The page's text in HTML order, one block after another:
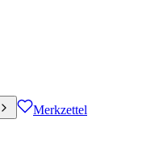
Merkzettel